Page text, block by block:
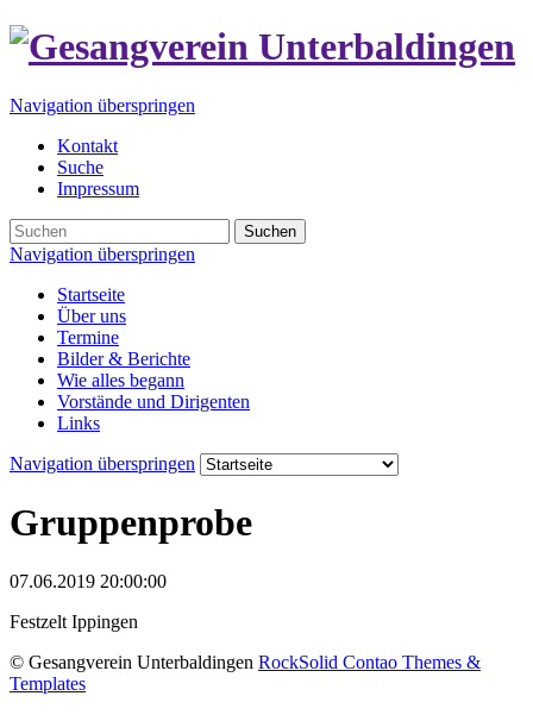
Navigation überspringen
Kontakt
Suche
Impressum
Suchen
Navigation überspringen
Startseite
Über uns
Termine
Bilder & Berichte
Wie alles begann
Vorstände und Dirigenten
Links
Navigation überspringen
Gruppenprobe
07.06.2019 20:00:00
Festzelt Ippingen
© Gesangverein Unterbaldingen RockSolid Contao Themes &
Templates